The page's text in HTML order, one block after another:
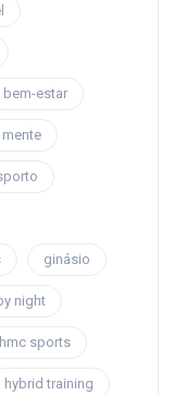
bem-estar
ginásio
night
hmc sports
hybrid training